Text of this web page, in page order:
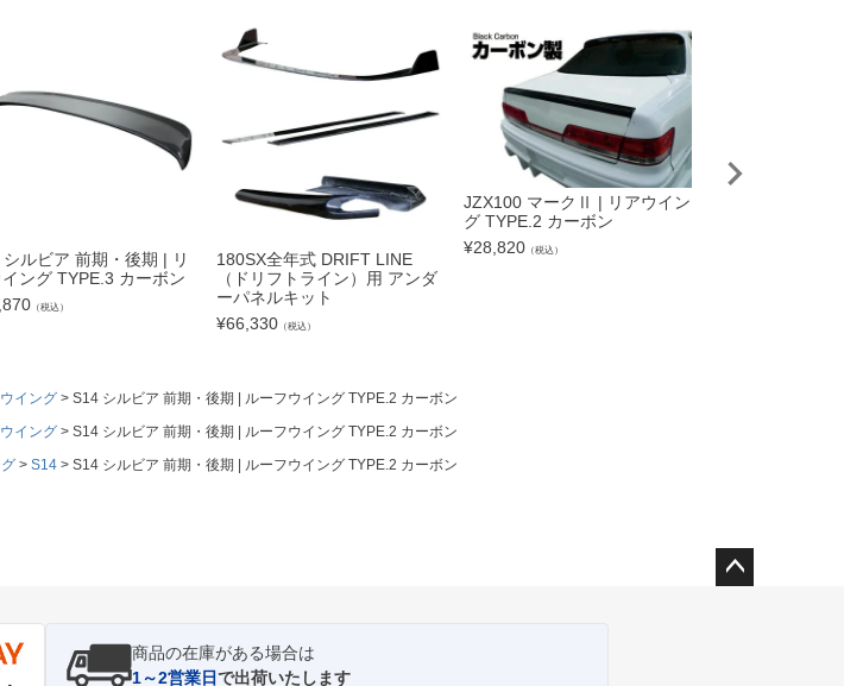
シルビア 前期・後期 | リ
ング TYPE.3 カーボン
（税込）
180SX全年式 DRIFT LINE
（ドリフトライン）用 アンダ
ーパネルキット
¥66,330 （税込）
JZX100 マークⅡ | リアウイン
グ TYPE.2 カーボン
¥28,820 （税込）
ウイング
S14 シルビア 前期・後期 | ルーフウイング TYPE.2 カーボン
ウイング
S14 シルビア 前期・後期 | ルーフウイング TYPE.2 カーボン
S14 S14 シルビア 前期・後期 | ルーフウイング TYPE.2 カーボン
商品の在庫がある場合は
1～2営業日で出荷いたします